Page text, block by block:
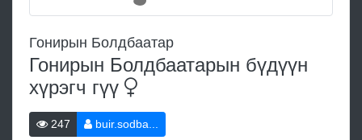
Гонирын Болдбаатар
Гонирын Болдбаатарын бүдүүн
хүрэгч гүү
247 buir.sodba...